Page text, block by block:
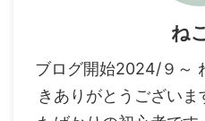
ね
ブログ開始2024/９～
きありがとうござい